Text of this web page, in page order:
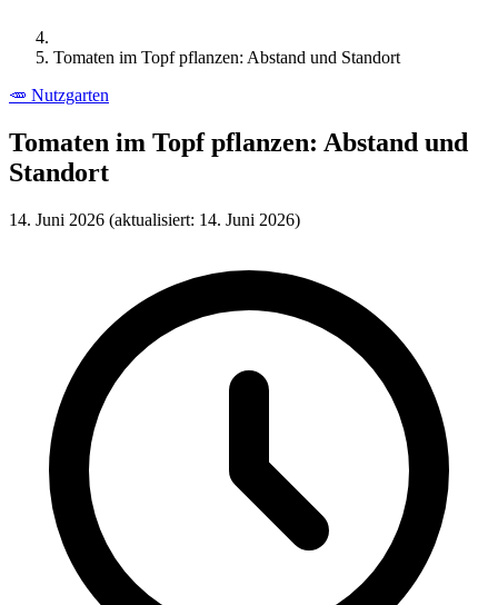
Tomaten im Topf pflanzen: Abstand und Standort
🥕 Nutzgarten
Tomaten im Topf pflanzen: Abstand und
Standort
14. Juni 2026 (aktualisiert: 14. Juni 2026)